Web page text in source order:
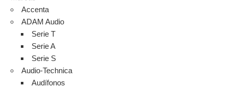
Accenta
ADAM Audio
Serie T
Serie A
Serie S
Audio-Technica
Audífonos